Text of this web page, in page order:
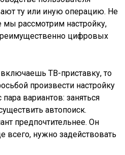
ту или иную операцию. Не
мы рассмотрим настройку,
цифровых
ТВ-приставку, то
произвести настройку
вариантов: заняться
автопоиск.
предпочтительнее. Он
всего, нужно задействовать